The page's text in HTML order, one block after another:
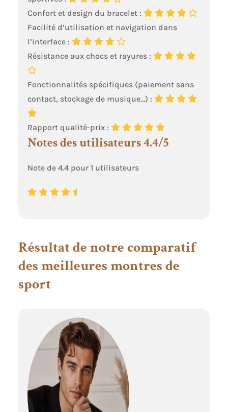
convient aussi bien
femmes et s’adapte à
tous les styles de vie,
alliant praticité, bien-
Confort et design du bracelet :
Facilité d’utilisation et navigation dans
l’interface :
Résistance aux chocs et rayures :
Fonctionnalités spécifiques (paiement sans
contact, stockage de musique…) :
Rapport qualité-prix :
Notes des utilisateurs 4.4/5
Note de 4.4 pour 1 utilisateurs
Résultat de notre comparatif
des meilleures montres de
sport